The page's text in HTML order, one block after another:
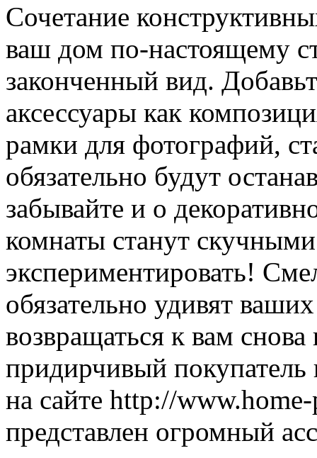
Сочетание
ваш дом по-настоящему
законченный вид.
аксессуары как
рамки для фотографий,
обязательно будут
забывайте и о
комнаты станут
экспериментировать!
обязательно удивят
возвращаться к вам
придирчивый покупатель
на сайте http://
представлен огромный